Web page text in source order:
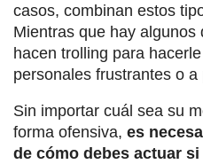
casos, combinan estos
Mientras que hay
hacen trolling para
personales frustrantes o
Sin importar cuál sea su
forma ofensiva, es
de cómo debes actuar